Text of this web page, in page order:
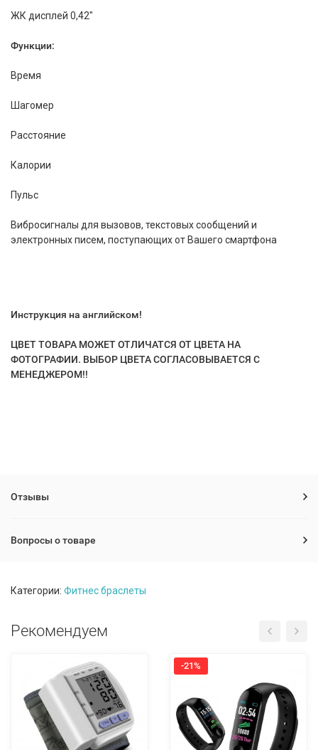
ЖК дисплей 0,42"
Функции:
Время
Шагомер
Расстояние
Калории
Пульс
Вибросигналы для вызовов, текстовых сообщений и
электронных писем, поступающих от Вашего смартфона
Инструкция на английском!
ЦВЕТ ТОВАРА МОЖЕТ ОТЛИЧАТСЯ ОТ ЦВЕТА НА
ФОТОГРАФИИ. ВЫБОР ЦВЕТА СОГЛАСОВЫВАЕТСЯ С
МЕНЕДЖЕРОМ!!
Отзывы
Вопросы о товаре
Категории: Фитнес браслеты
Рекомендуем
-21%